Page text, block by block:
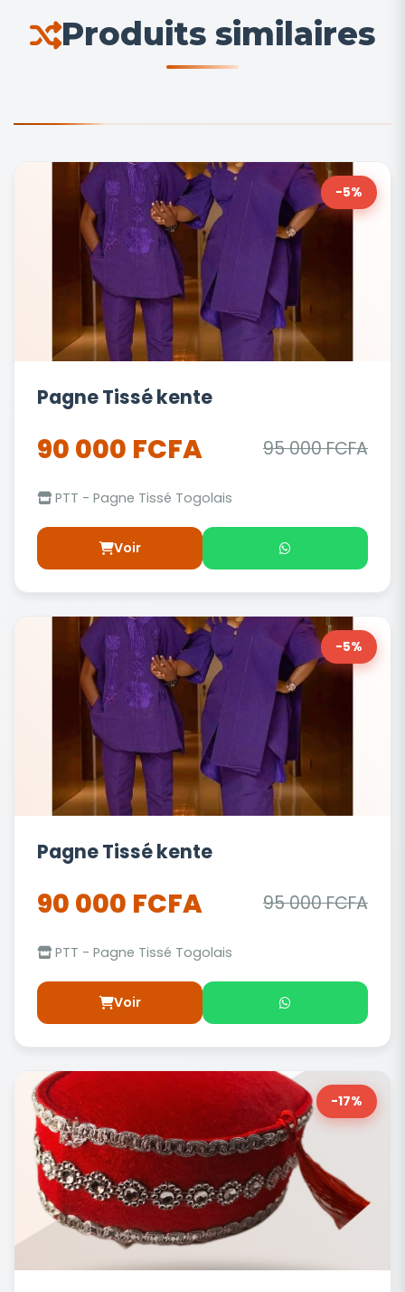
Produits similaires
-5%
Pagne Tissé kente
90 000 FCFA 95 000 FCFA
PTT - Pagne Tissé Togolais
Voir
-5%
Pagne Tissé kente
90 000 FCFA 95 000 FCFA
PTT - Pagne Tissé Togolais
Voir
-17%